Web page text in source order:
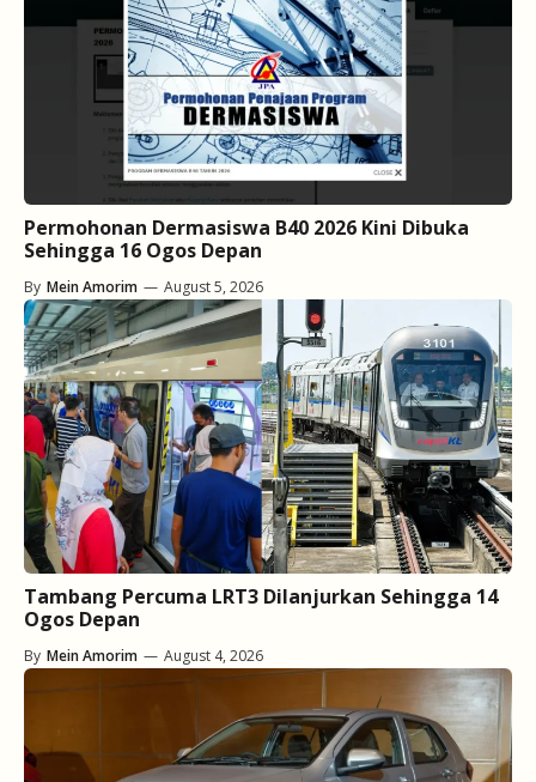
Permohonan Dermasiswa B40 2026 Kini Dibuka
Sehingga 16 Ogos Depan
By Mein Amorim — August 5, 2026
Tambang Percuma LRT3 Dilanjurkan Sehingga 14
Ogos Depan
By Mein Amorim — August 4, 2026